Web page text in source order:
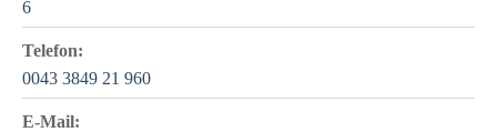
6
Telefon:
0043 3849 21 960
E-Mail: